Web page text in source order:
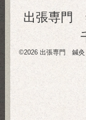
出張専門
©2026 出張専門 鍼灸